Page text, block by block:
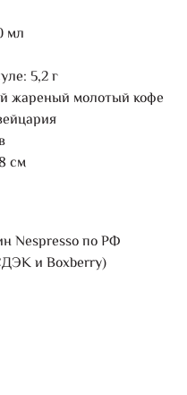
мл
5,2 г
жареный молотый кофе
см
Nespresso по РФ
и Boxberry)